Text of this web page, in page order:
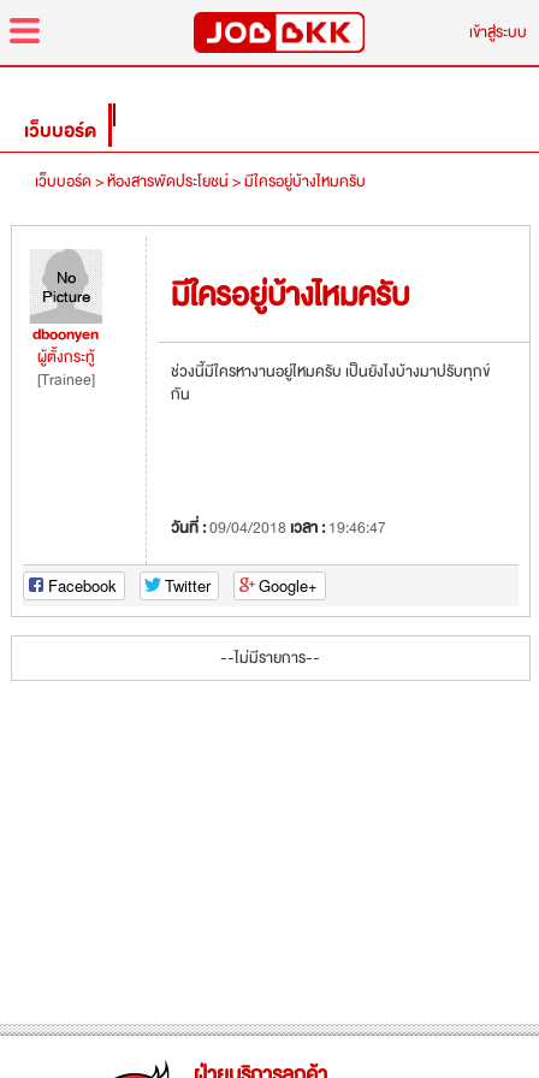
menu
เข้าสู่ระบบ
เว็บบอร์ด
เว็บบอร์ด >ห้องสารพัดประโยชน์ >มีใครอยู่บ้างไหมครับ
dboonyen
ผู้ตั้งกระทู้
[Trainee]
มีใครอยู่บ้างไหมครับ
ช่วงนี้มีใครหางานอยู่ไหมครับ เป็นยังไงบ้างมาปรับทุกข์
กัน
วันที่ :09/04/2018เวลา :19:46:47
Facebook Twitter Google+
--ไม่มีรายการ--